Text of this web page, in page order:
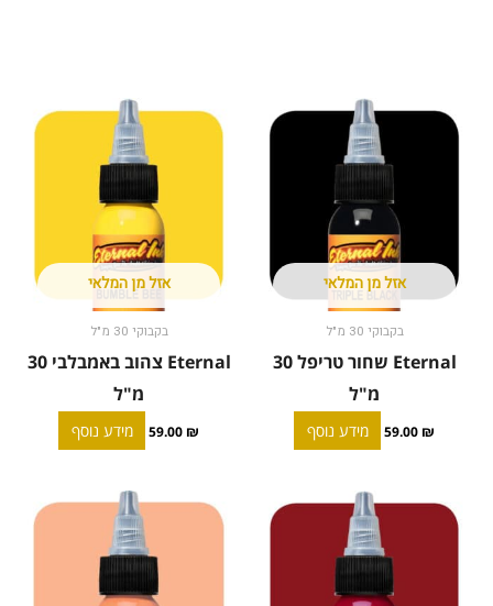
אזל מן המלאי
בקבוקי 30 מ"ל
Eternal שחור טריפל 30
מ"ל
59.00 ₪ מידע נוסף
אזל מן המלאי
בקבוקי 30 מ"ל
Eternal צהוב באמבלבי 30
מ"ל
59.00 ₪ מידע נוסף